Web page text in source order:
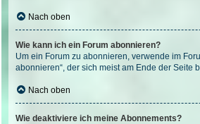
Nach oben
Wie kann ich ein Forum abonnieren?
Um ein Forum zu abonnieren, verwende im
abonnieren“, der sich meist am Ende der Seite
Nach oben
Wie deaktiviere ich meine Abonnements?